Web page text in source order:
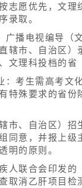
志愿优先，文
录取。
广播电视编导
辖市、自治区
理科投档的省
：考生需高考
特殊要求的省
市、自治区）
同意，并报上
明的原则。
人联合会印发
消乙肝项目检